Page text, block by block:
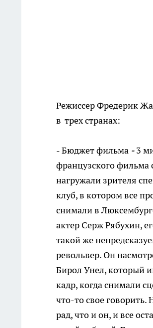
Режиссер Фредерик
в трех странах:
- Бюджет фильма -3
французского фильма
нагружали зрителя
клуб, в котором все
снимали в
актер Серж Рябухин,
такой же
револьвер. Он
Бирол Унел, который
кадр, когда снимали
что-то свое говорить.
рад, что и он, и все